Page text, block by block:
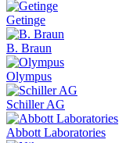
Getinge
B. Braun
Olympus
Schiller AG
Abbott Laboratories